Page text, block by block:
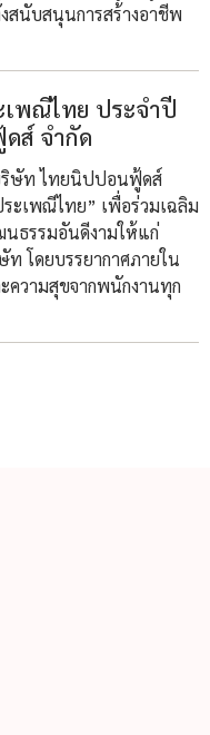
สนับสนุนการสร้างอาชีพ
พณีไทย ประจำปี
ส์ จำกัด
ริษัท ไทยนิปปอนฟู้ดส์
ะเพณีไทย” เพื่อร่วมเฉลิม
นธรรมอันดีงามให้แก่
โดยบรรยากาศภายใน
ความสุขจากพนักงานทุก